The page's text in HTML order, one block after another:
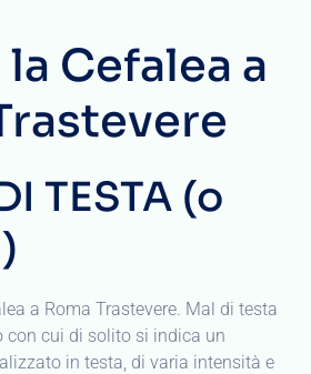
Cefalea a
TESTA (o
a Roma Trastevere. Mal di testa
con cui di solito si indica un
in testa, di varia intensità e